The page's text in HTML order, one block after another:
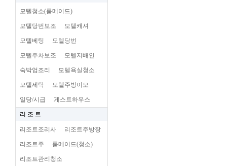
모텔청소(룸메이드)
모텔당번보조 모텔캐셔
모텔베팅 모텔당번
모텔주차보조 모텔지배인
숙박업조리 모텔욕실청소
모텔세탁 모텔주방이모
일당/시급 게스트하우스
리 조 트
리조트조리사 리조트주방장
리조트주 룸메이드(청소)
리조트관리청소